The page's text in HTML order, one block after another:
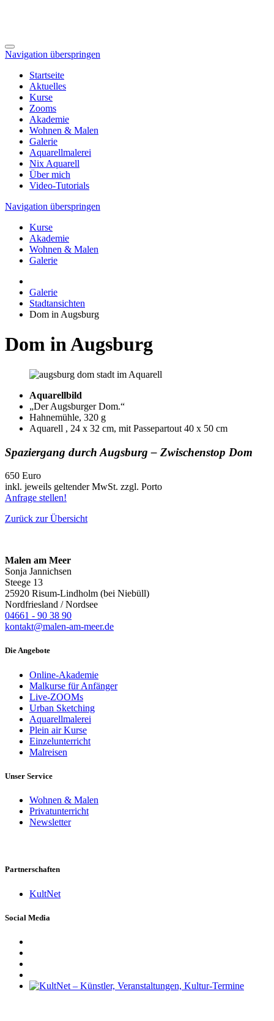
Navigation überspringen
Startseite
Aktuelles
Kurse
Zooms
Akademie
Wohnen & Malen
Galerie
Aquarellmalerei
Nix Aquarell
Über mich
Video-Tutorials
Navigation überspringen
Kurse
Akademie
Wohnen & Malen
Galerie
Galerie
Stadtansichten
Dom in Augsburg
Dom in Augsburg
Aquarellbild
„Der Augsburger Dom.“
Hahnemühle, 320 g
Aquarell , 24 x 32 cm, mit Passepartout 40 x 50 cm
Spaziergang durch Augsburg – Zwischenstop Dom
650 Euro
inkl. jeweils geltender MwSt. zzgl. Porto
Anfrage stellen!
Zurück zur Übersicht
Malen am Meer
Sonja Jannichsen
Steege 13
25920 Risum-Lindholm (bei Niebüll)
Nordfriesland / Nordsee
04661 - 90 38 90
kontakt@malen-am-meer.de
Die Angebote
Online-Akademie
Malkurse für Anfänger
Live-ZOOMs
Urban Sketching
Aquarellmalerei
Plein air Kurse
Einzelunterricht
Malreisen
Unser Service
Wohnen & Malen
Privatunterricht
Newsletter
Partnerschaften
KultNet
Social Media